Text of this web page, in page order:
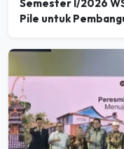
Semester I/2026
Pile untuk